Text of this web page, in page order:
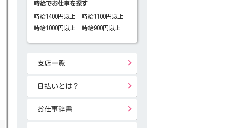
時給でお仕事を探す
時給1400円以上
時給1100円以上
時給1000円以上
時給900円以上
支店一覧
日払いとは？
お仕事辞書